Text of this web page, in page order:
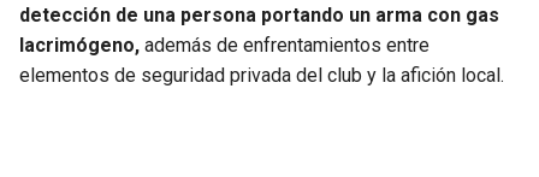
49ERS
SEAHAWKS
GRIZZLIES
PELICANS
detección de una persona portando un arma con gas
lacrimógeno, además de enfrentamientos entre
elementos de seguridad privada del club y la afición local.